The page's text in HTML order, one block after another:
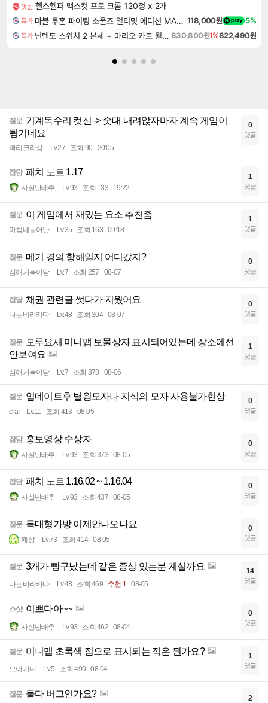
핫딜 헬스헬퍼 맥스컷 프로 크롬 120정 x 2개
특가 마블 투혼 파이팅 소울즈 얼티밋 에디션 MARVEL Tokon Fighting Souls Ultimate Edition 118,000원 5%
특가 닌텐도 스위치 2 본체 + 마리오 카트 월드 + 슈퍼 마리오 파티 잼버리 닌텐도 스위치 2 에디션 + 잼버리 TV 번들 830,800원1%822,490원
질문 기계독수리 컷신 -> 솟대 내려앉자마자 계속 게임이
튕기네요
빠리크라상 Lv.27 조회 90 20:05
0
댓글
잡담 패치 노트 1.17
사실난배추 Lv.93 조회 133 19:22
1
댓글
질문 이 게임에서 재밌는 요소 추천좀
마침내들어난 Lv.35 조회 163 09:18
1
댓글
질문 메기 경의 항해일지 어디갔지?
심해거북이당 Lv.7 조회 257 08-07
0
댓글
잡담 채권 관련글 썻다가 지웠어요
나는바라카다 Lv.48 조회 304 08-07
0
댓글
질문
모루요새 미니맵 보물상자 표시되어있는데 장소에선
안보여요
심해거북이당 Lv.7 조회 378 08-06
1
댓글
질문 업데이트후 별읭모자나 지식의 모자 사용불가현상
craf Lv.11 조회 413 08-05
0
댓글
잡담 홍보영상 수상자
사실난배추 Lv.93 조회 373 08-05
0
댓글
잡담 패치 노트 1.16.02 ~ 1.16.04
사실난배추 Lv.93 조회 437 08-05
0
댓글
질문 특대형가방 이제안나오나요
페상 Lv.73 조회 414 08-05
0
댓글
질문 3개가 빵구났는데 같은 증상 있는분 계실까요
나는바라카다 Lv.48 조회 469 추천 1 08-05
14
댓글
스샷 이쁘다아~~
사실난배추 Lv.93 조회 462 08-04
0
댓글
질문 미니맵 초록색 점으로 표시되는 적은 뭔가요?
으아가너 Lv.5 조회 490 08-04
1
댓글
질문 둘다 버그인가요? 2